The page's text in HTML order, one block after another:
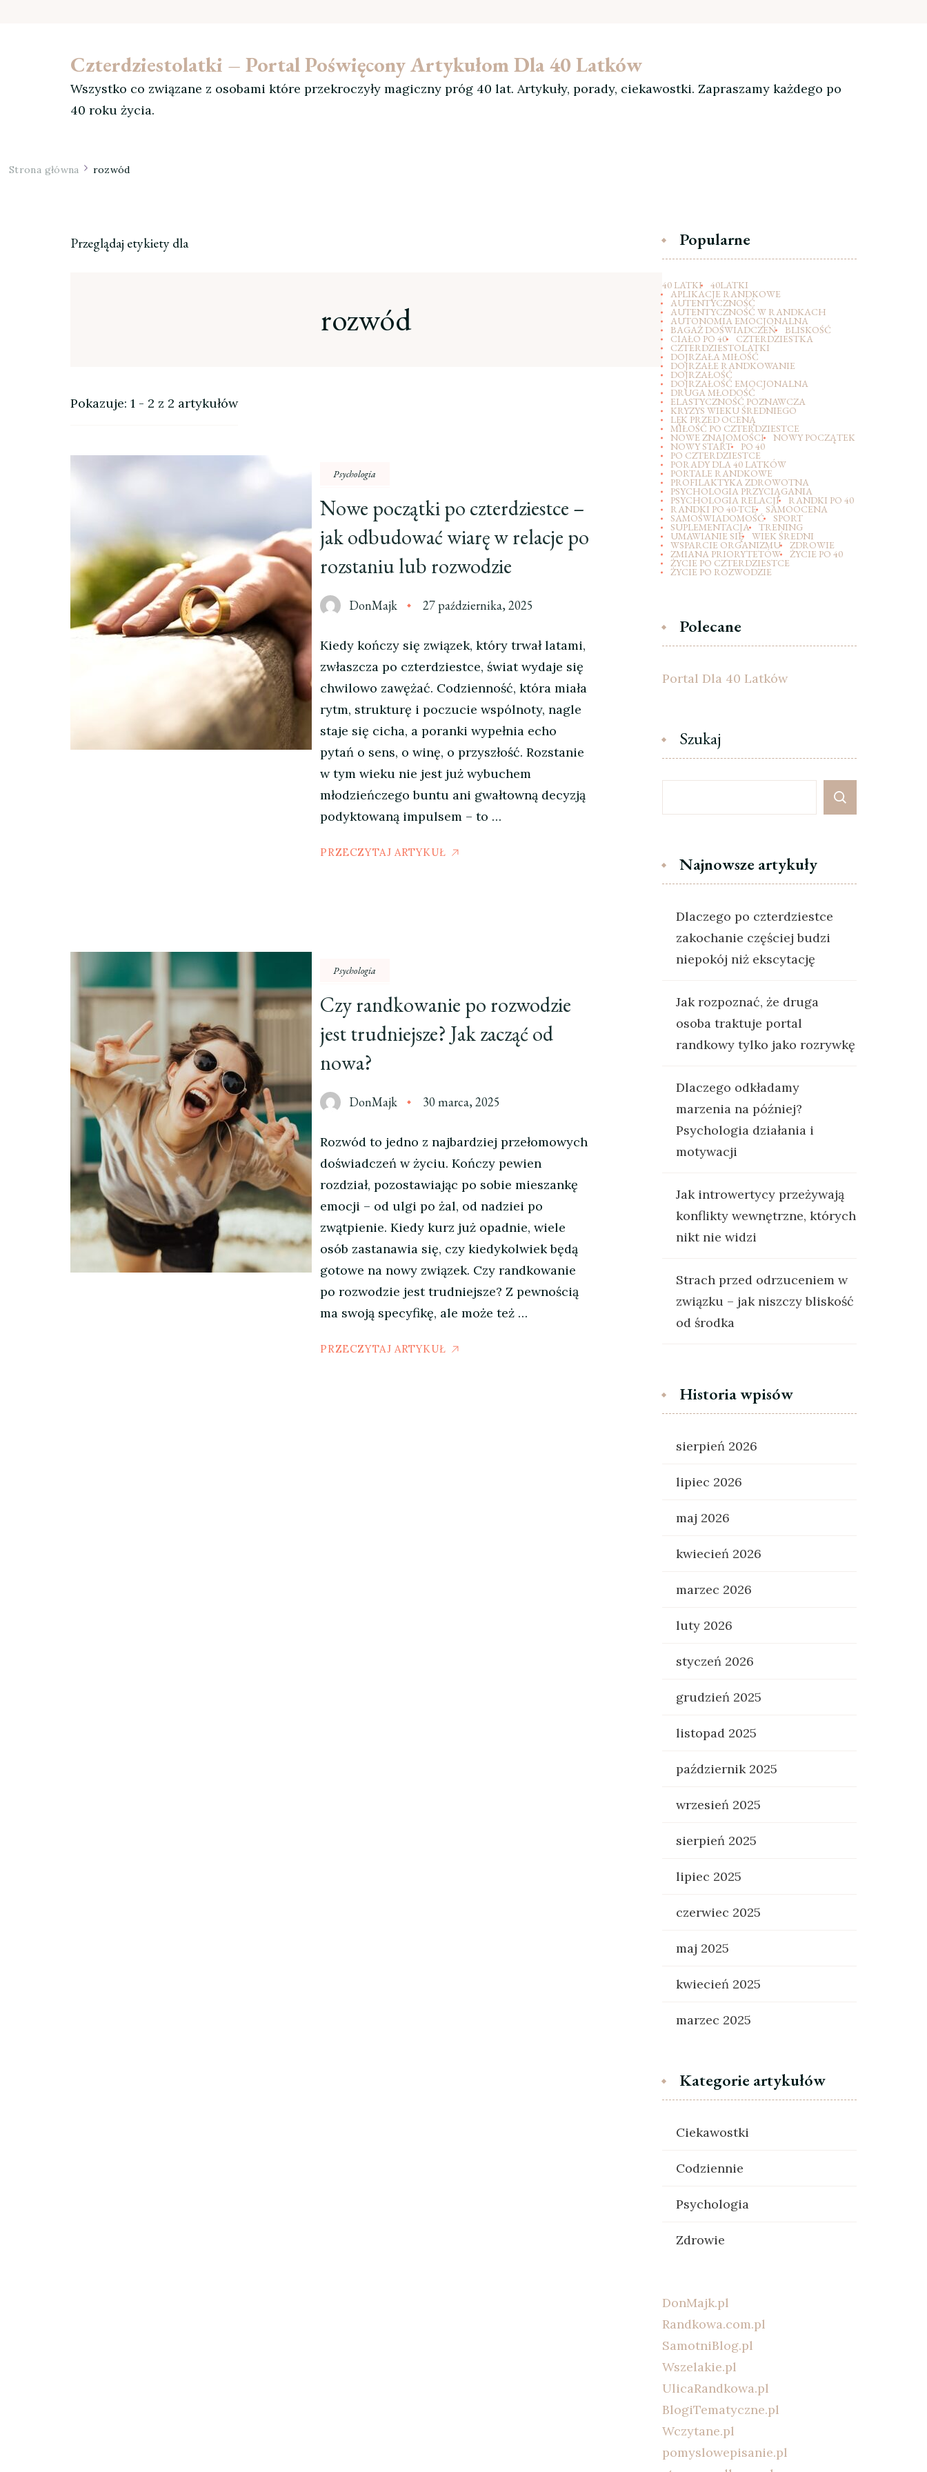
Czterdziestolatki – Portal Poświęcony Artykułom Dla 40 Latków
Wszystko co związane z osobami które przekroczyły magiczny próg 40 lat. Artykuły, porady, ciekawostki. Zapraszamy każdego po
40 roku życia.
Strona główna rozwód
Przeglądaj etykiety dla
rozwód
Pokazuje: 1 - 2 z 2 artykułów
Psychologia
Nowe początki po czterdziestce –
jak odbudować wiarę w relacje po
rozstaniu lub rozwodzie
DonMajk 27 października, 2025
Kiedy kończy się związek, który trwał latami,
zwłaszcza po czterdziestce, świat wydaje się
chwilowo zawężać. Codzienność, która miała
rytm, strukturę i poczucie wspólnoty, nagle
staje się cicha, a poranki wypełnia echo
pytań o sens, o winę, o przyszłość. Rozstanie
w tym wieku nie jest już wybuchem
młodzieńczego buntu ani gwałtowną decyzją
podyktowaną impulsem – to …
PRZECZYTAJ ARTYKUŁ
Psychologia
Czy randkowanie po rozwodzie
jest trudniejsze? Jak zacząć od
nowa?
DonMajk 30 marca, 2025
Rozwód to jedno z najbardziej przełomowych
doświadczeń w życiu. Kończy pewien
rozdział, pozostawiając po sobie mieszankę
emocji – od ulgi po żal, od nadziei po
zwątpienie. Kiedy kurz już opadnie, wiele
osób zastanawia się, czy kiedykolwiek będą
gotowe na nowy związek. Czy randkowanie
po rozwodzie jest trudniejsze? Z pewnością
ma swoją specyfikę, ale może też …
PRZECZYTAJ ARTYKUŁ
Popularne
40 LATKI 40LATKI
APLIKACJE RANDKOWE
AUTENTYCZNOŚĆ
AUTENTYCZNOŚĆ W RANDKACH
AUTONOMIA EMOCJONALNA
BAGAŻ DOŚWIADCZEŃ BLISKOŚĆ
CIAŁO PO 40 CZTERDZIESTKA
CZTERDZIESTOLATKI
DOJRZAŁA MIŁOŚĆ
DOJRZAŁE RANDKOWANIE
DOJRZAŁOŚĆ
DOJRZAŁOŚĆ EMOCJONALNA
DRUGA MŁODOŚĆ
ELASTYCZNOŚĆ POZNAWCZA
KRYZYS WIEKU ŚREDNIEGO
LĘK PRZED OCENĄ
MIŁOŚĆ PO CZTERDZIESTCE
NOWE ZNAJOMOŚCI NOWY POCZĄTEK
NOWY START PO 40
PO CZTERDZIESTCE
PORADY DLA 40 LATKÓW
PORTALE RANDKOWE
PROFILAKTYKA ZDROWOTNA
PSYCHOLOGIA PRZYCIĄGANIA
PSYCHOLOGIA RELACJI RANDKI PO 40
RANDKI PO 40-TCE SAMOOCENA
SAMOŚWIADOMOŚĆ SPORT
SUPLEMENTACJA TRENING
UMAWIANIE SIĘ WIEK ŚREDNI
WSPARCIE ORGANIZMU ZDROWIE
ZMIANA PRIORYTETÓW ŻYCIE PO 40
ŻYCIE PO CZTERDZIESTCE
ŻYCIE PO ROZWODZIE
Polecane
Portal Dla 40 Latków
Szukaj
Najnowsze artykuły
Dlaczego po czterdziestce
zakochanie częściej budzi
niepokój niż ekscytację
Jak rozpoznać, że druga
osoba traktuje portal
randkowy tylko jako rozrywkę
Dlaczego odkładamy
marzenia na później?
Psychologia działania i
motywacji
Jak introwertycy przeżywają
konflikty wewnętrzne, których
nikt nie widzi
Strach przed odrzuceniem w
związku – jak niszczy bliskość
od środka
Historia wpisów
sierpień 2026
lipiec 2026
maj 2026
kwiecień 2026
marzec 2026
luty 2026
styczeń 2026
grudzień 2025
listopad 2025
październik 2025
wrzesień 2025
sierpień 2025
lipiec 2025
czerwiec 2025
maj 2025
kwiecień 2025
marzec 2025
Kategorie artykułów
Ciekawostki
Codziennie
Psychologia
Zdrowie
DonMajk.pl
Randkowa.com.pl
SamotniBlog.pl
Wszelakie.pl
UlicaRandkowa.pl
BlogiTematyczne.pl
Wczytane.pl
pomyslowepisanie.pl